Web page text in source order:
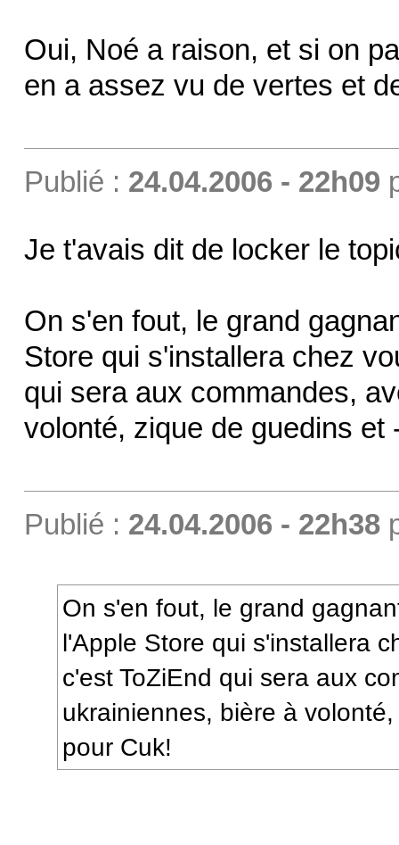
Oui, Noé a raison, et si on
en a assez vu de vertes et
Publié : 24.04.2006 - 22h09
Je t'avais dit de locker le
On s'en fout, le grand
Store qui s'installera chez
qui sera aux commandes,
volonté, zique de guedins et
Publié : 24.04.2006 - 22h38
On s'en fout, le grand
l'Apple Store qui s'installera
c'est ToZiEnd qui sera aux
ukrainiennes, bière à
pour Cuk!